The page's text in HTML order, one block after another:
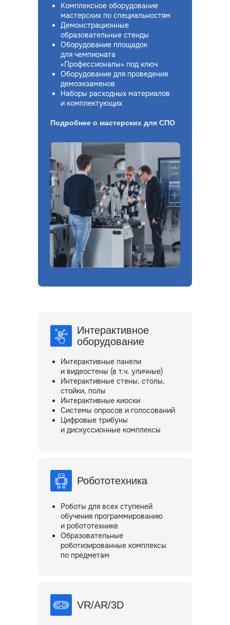
Интерактивное
оборудование
Интерактивные панели
и видеостены (в т.ч. уличные)
Интерактивные стены, столы,
стойки, полы
Интерактивные киоски
Системы опросов и голосований
Цифровые трибуны
и дискуссионные комплексы
Робототехника
Роботы для всех ступеней
обучения программированию
и робототехнике
Образовательные
роботизированные комплексы
по предметам
VR/AR/3D
Комплексное оборудование
мастерских по специальностям
Демонстрационные
образовательные стенды
Оборудование площадок
для чемпионата
«Профессионалы» под ключ
Оборудование для проведения
демоэкзаменов
Наборы расходных материалов
и комплектующих
Подробнее о мастерских для СПО